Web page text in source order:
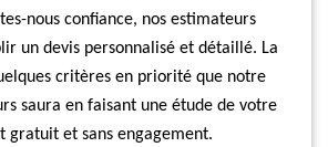
nous confiance, nos estimateurs
un devis personnalisé et détaillé. La
critères en priorité que notre
saura en faisant une étude de votre
gratuit et sans engagement.